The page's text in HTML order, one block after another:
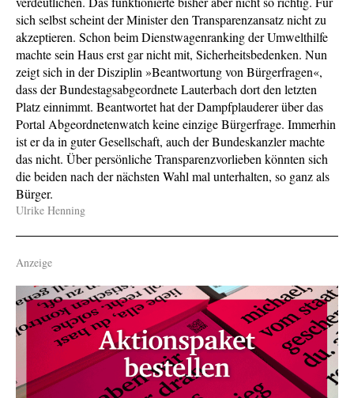
sich selbst scheint der Minister den Transparenzansatz nicht zu
akzeptieren. Schon beim Dienstwagenranking der Umwelthilfe
machte sein Haus erst gar nicht mit, Sicherheitsbedenken. Nun
zeigt sich in der Disziplin »Beantwortung von Bürgerfragen«,
dass der Bundestagsabgeordnete Lauterbach dort den letzten
Platz einnimmt. Beantwortet hat der Dampfplauderer über das
Portal Abgeordnetenwatch keine einzige Bürgerfrage. Immerhin
ist er da in guter Gesellschaft, auch der Bundeskanzler machte
das nicht. Über persönliche Transparenzvorlieben könnten sich
die beiden nach der nächsten Wahl mal unterhalten, so ganz als
Bürger.
Ulrike Henning
Anzeige